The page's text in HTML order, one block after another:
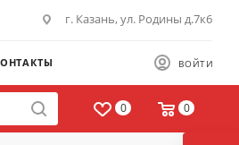
г. Казань, ул. Родины д.7к6
ВОЙТИ
0 0